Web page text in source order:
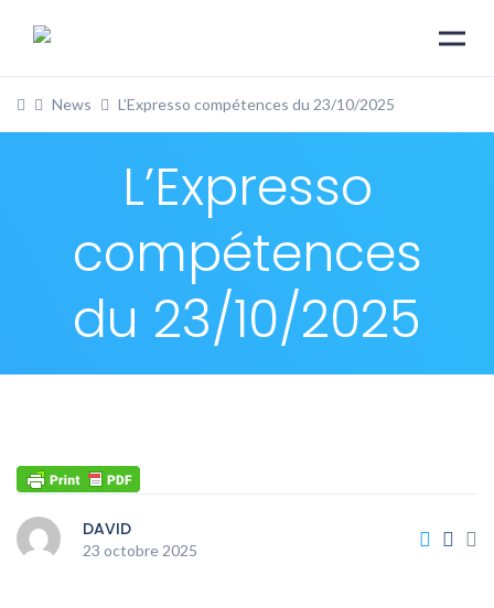
News L’Expresso compétences du 23/10/2025
L’Expresso
compétences
du 23/10/2025
DAVID
23 octobre 2025